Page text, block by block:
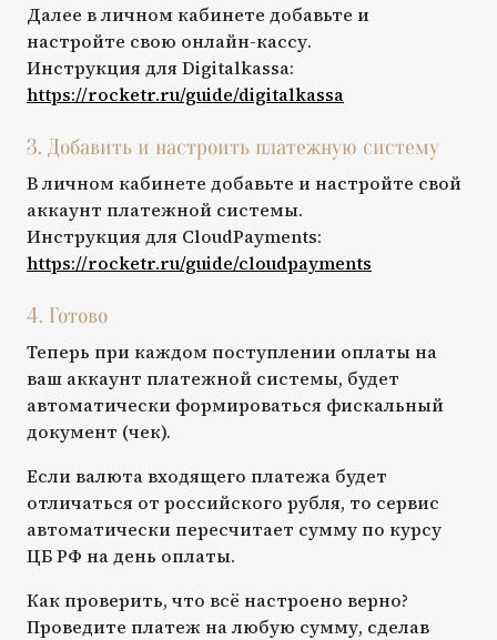
Далее в личном кабинете добавьте и
настройте свою онлайн-кассу.
Инструкция дляDigitalkassa:
https://rocketr.ru/guide/digitalkassa
3. Добавить и настроить платежную систему
В личном кабинете добавьте и настройте свой
аккаунт платежной системы.
Инструкция для CloudPayments:
https://rocketr.ru/guide/cloudpayments
4. Готово
Теперь при каждом поступлении оплаты на
ваш аккаунт платежной системы, будет
автоматически формироваться фискальный
документ (чек).
Если валюта входящего платежа будет
отличаться от российского рубля, то сервис
автоматически пересчитает сумму по курсу
ЦБ РФ на день оплаты.
Как проверить, что всё настроено верно?
Проведите платеж на любую сумму, сделав